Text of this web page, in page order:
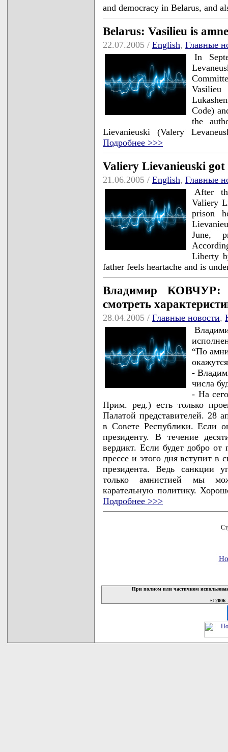
and democracy in Belarus, and
Belarus: Vasilieu is
22.07.2005 / English, Главные
In
Code)
the
Lievanieuski (Valery
Подробнее >>>
Valiery Lievanieuski
21.06.2005 / English, Главные
After
Valiery
prison
June,
Liberty
father feels heartache and is
Владимир КОВЧУР:
смотреть
28.04.2005 / Главные новости,
“По
-
числа
- На
Прим. ред.) есть только
Палатой представителей. 28
в Совете Республики. Если
президенту. В течение
вердикт. Если будет добро от
прессе и этого дня вступит в
президента. Ведь санкции
только амнистией мы
карательную политику.
Подробнее >>>
При полном или частичном
© 2006